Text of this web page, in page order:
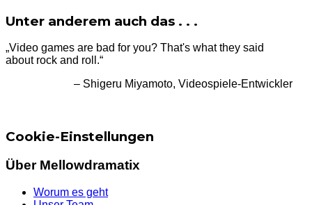
Unter anderem auch das . . .
„Video games are bad for you? That's what they said
about rock and roll.“
– Shigeru Miyamoto, Videospiele-Entwickler
Cookie-Einstellungen
Über Mellowdramatix
Worum es geht